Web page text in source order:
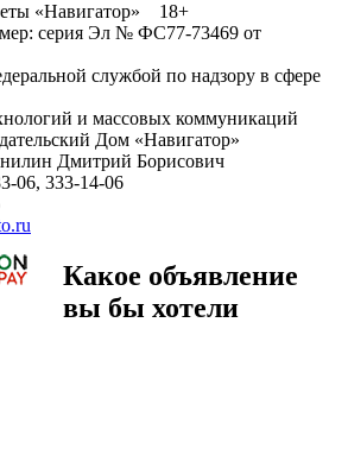
«Навигатор» 18+
серия Эл № ФС77-73469 от
службой по надзору в сфере
и массовых коммуникаций
Дом «Навигатор»
Дмитрий Борисович
06, 333-14-06
Какое объявление
вы бы хотели